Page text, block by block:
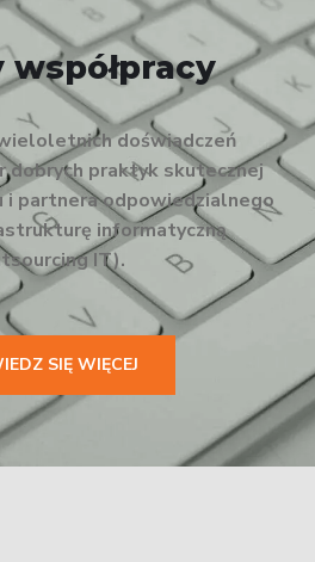
współpracy
doświadczeń
dobrych praktyk skutecznej
i partnera odpowiedzialnego
informatyczną
IT).
SIĘ WIĘCEJ